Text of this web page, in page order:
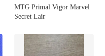
MTG Primal Vigor Marvel
Secret Lair